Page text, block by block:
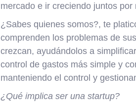
mercado e ir creciendo juntos
¿Sabes quienes somos?, te
comprenden los problemas de
crezcan, ayudándolos a
control de gastos más simple y
manteniendo el control y
¿Qué implica ser una startup?